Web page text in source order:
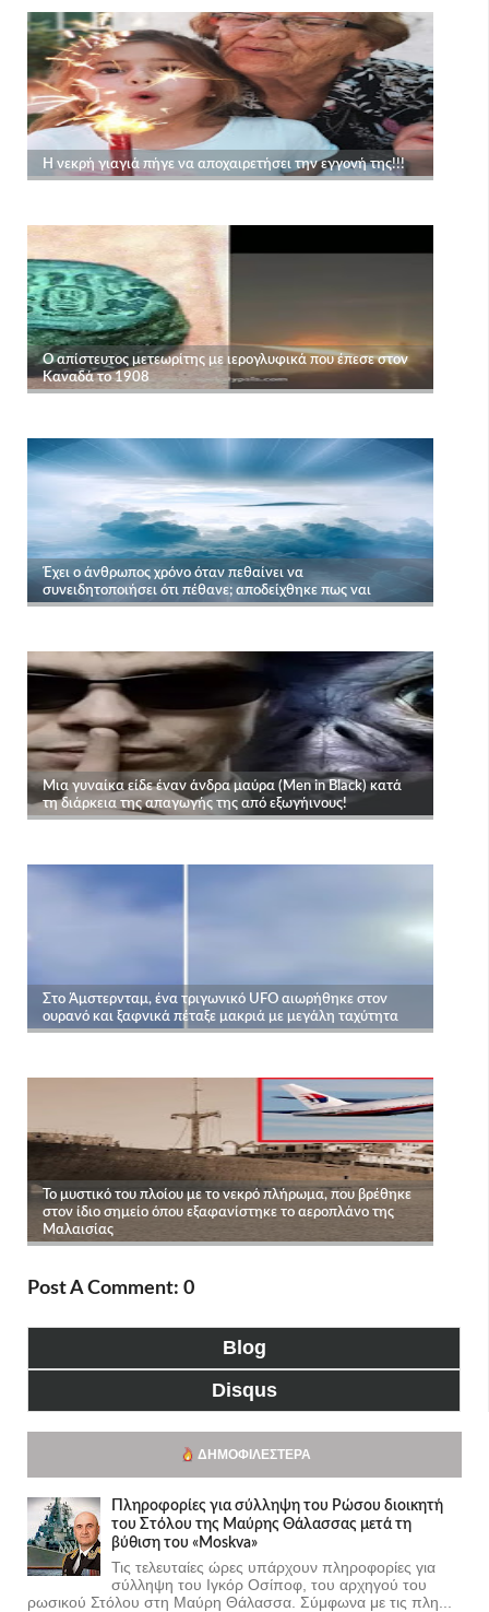
Post A Comment: 0
Blog
Disqus
ΔΗΜΟΦΙΛΈΣΤΕΡΑ
Πληροφορίες για σύλληψη του Ρώσου διοικητή
του Στόλου της Mαύρης Θάλασσας μετά τη
βύθιση του «Moskva»
Τις τελευταίες ώρες υπάρχουν πληροφορίες για
σύλληψη του Ιγκόρ Οσίποφ, του αρχηγού του
ρωσικού Στόλου στη Μαύρη Θάλασσα. Σύμφωνα με τις πλη...